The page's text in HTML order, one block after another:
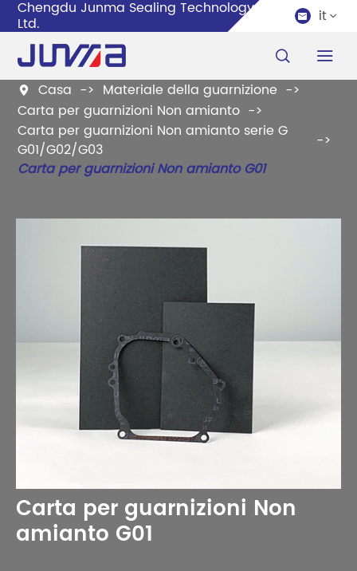
Chengdu Junma Sealing Technology Co.,
Ltd.  it 
 
 Casa
Materiale della guarnizione
Carta per guarnizioni Non amianto
Carta per guarnizioni Non amianto serie G
G01/G02/G03
Carta per guarnizioni Non amianto G01
Carta per guarnizioni Non
amianto G01